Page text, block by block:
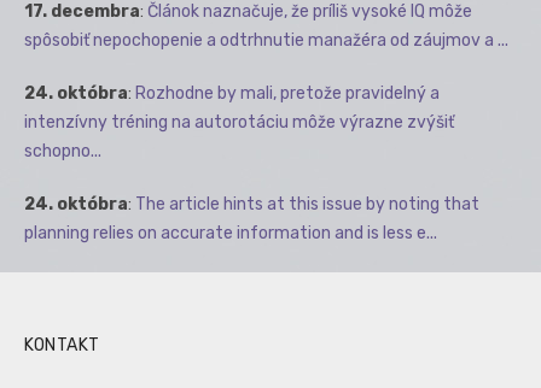
17. decembra: Článok naznačuje, že príliš vysoké IQ môže
spôsobiť nepochopenie a odtrhnutie manažéra od záujmov a ...
24. októbra: Rozhodne by mali, pretože pravidelný a
intenzívny tréning na autorotáciu môže výrazne zvýšiť
schopno...
24. októbra: The article hints at this issue by noting that
planning relies on accurate information and is less e...
KONTAKT